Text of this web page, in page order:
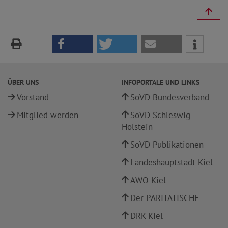
ÜBER UNS
Vorstand
Mitglied werden
INFOPORTALE UND LINKS
SoVD Bundesverband
SoVD Schleswig-
Holstein
SoVD Publikationen
Landeshauptstadt Kiel
AWO Kiel
Der PARITÄTISCHE
DRK Kiel